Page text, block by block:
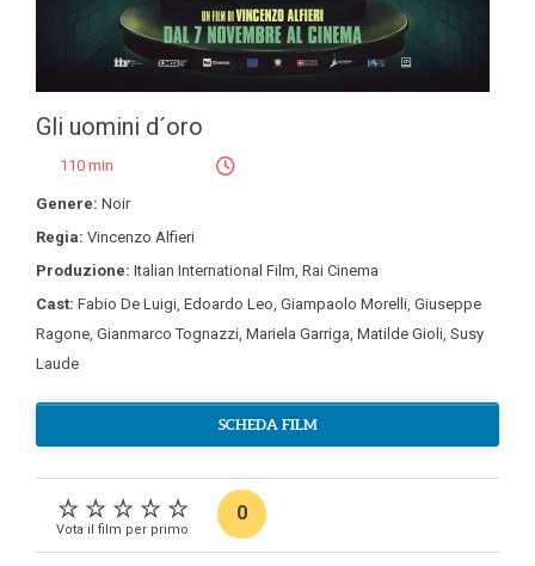
Gli uomini d´oro
110 min
Genere: Noir
Regia: Vincenzo Alfieri
Produzione: Italian International Film, Rai Cinema
Cast: Fabio De Luigi, Edoardo Leo, Giampaolo Morelli, Giuseppe
Ragone, Gianmarco Tognazzi, Mariela Garriga, Matilde Gioli, Susy
Laude
SCHEDA FILM
Vota il film per primo
0